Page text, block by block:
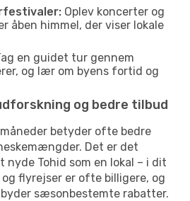
Oplev koncerter og
åben himmel, der viser lokale
en guidet tur gennem
og lær om byens fortid og
og bedre tilbud
betyder ofte bedre
Det er det
Tohid som en lokal – i dit
flyrejser er ofte billigere, og
sæsonbestemte rabatter.